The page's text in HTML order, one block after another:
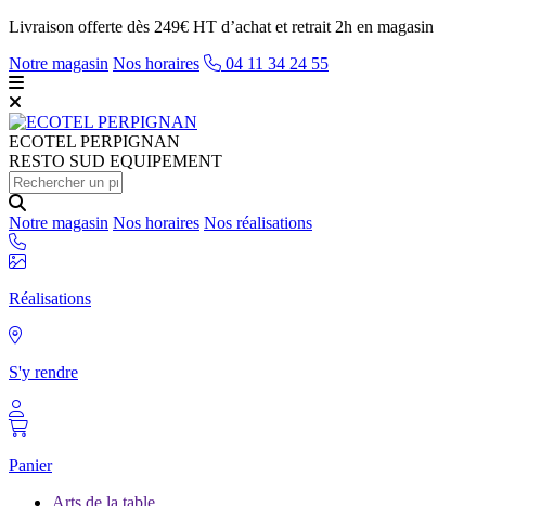
Livraison offerte dès 249€ HT d’achat et retrait 2h en magasin
Notre magasin Nos horaires 04 11 34 24 55
ECOTEL PERPIGNAN
RESTO SUD EQUIPEMENT
Notre magasin Nos horaires Nos réalisations
Réalisations
S'y rendre
Panier
Arts de la table